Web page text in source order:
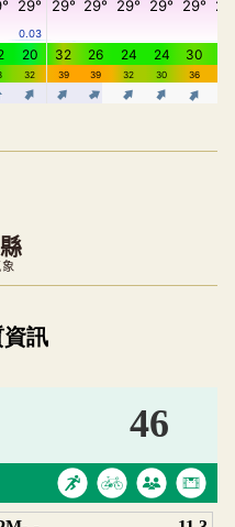
覺預覽，完整即時空